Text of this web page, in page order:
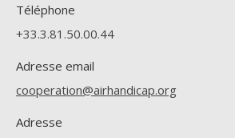
Téléphone
+33.3.81.50.00.44
Adresse email
cooperation@airhandicap.org
Adresse